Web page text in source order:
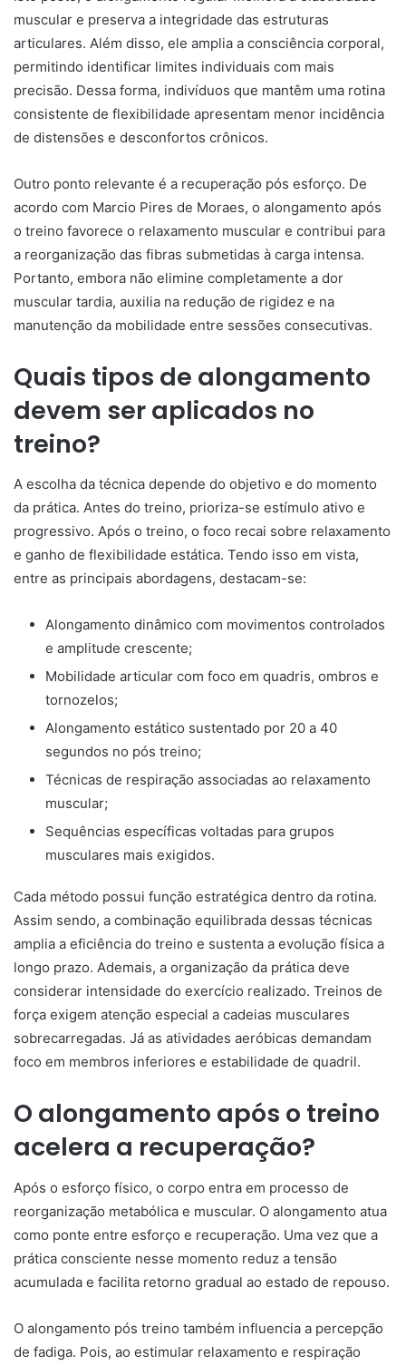
muscular e preserva a integridade das estruturas
articulares. Além disso, ele amplia a consciência corporal,
permitindo identificar limites individuais com mais
precisão. Dessa forma, indivíduos que mantêm uma rotina
consistente de flexibilidade apresentam menor incidência
de distensões e desconfortos crônicos.
Outro ponto relevante é a recuperação pós esforço. De
acordo com Marcio Pires de Moraes, o alongamento após
o treino favorece o relaxamento muscular e contribui para
a reorganização das fibras submetidas à carga intensa.
Portanto, embora não elimine completamente a dor
muscular tardia, auxilia na redução de rigidez e na
manutenção da mobilidade entre sessões consecutivas.
Quais tipos de alongamento
devem ser aplicados no
treino?
A escolha da técnica depende do objetivo e do momento
da prática. Antes do treino, prioriza-se estímulo ativo e
progressivo. Após o treino, o foco recai sobre relaxamento
e ganho de flexibilidade estática. Tendo isso em vista,
entre as principais abordagens, destacam-se:
Alongamento dinâmico com movimentos controlados
e amplitude crescente;
Mobilidade articular com foco em quadris, ombros e
tornozelos;
Alongamento estático sustentado por 20 a 40
segundos no pós treino;
Técnicas de respiração associadas ao relaxamento
muscular;
Sequências específicas voltadas para grupos
musculares mais exigidos.
Cada método possui função estratégica dentro da rotina.
Assim sendo, a combinação equilibrada dessas técnicas
amplia a eficiência do treino e sustenta a evolução física a
longo prazo. Ademais, a organização da prática deve
considerar intensidade do exercício realizado. Treinos de
força exigem atenção especial a cadeias musculares
sobrecarregadas. Já as atividades aeróbicas demandam
foco em membros inferiores e estabilidade de quadril.
O alongamento após o treino
acelera a recuperação?
Após o esforço físico, o corpo entra em processo de
reorganização metabólica e muscular. O alongamento atua
como ponte entre esforço e recuperação. Uma vez que a
prática consciente nesse momento reduz a tensão
acumulada e facilita retorno gradual ao estado de repouso.
O alongamento pós treino também influencia a percepção
de fadiga. Pois, ao estimular relaxamento e respiração